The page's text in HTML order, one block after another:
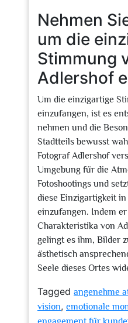
Nehmen
um die
Stimmung
Adlershof
Um die einzigartige
einzufangen, ist es
nehmen und die
Stadtteils bewusst
Fotograf Adlershof
Umgebung für die
Fotoshootings und
diese Einzigartigkeit
einzufangen. Indem
Charakteristika von
gelingt es ihm, Bilder
ästhetisch
Seele dieses Ortes
Tagged angenehme
vision, emotionale